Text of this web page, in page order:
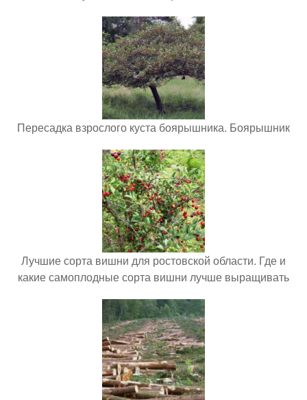
Пересадка взрослого куста боярышника. Боярышник
Лучшие сорта вишни для ростовской области. Где и
какие самоплодные сорта вишни лучше выращивать